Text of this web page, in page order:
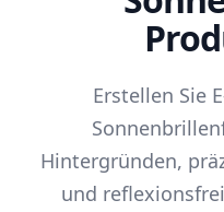
Erstellen Sie
Hintergründen,
und